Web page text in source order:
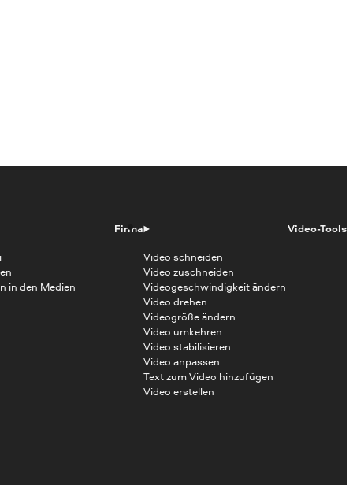
Firma
in den Medien
Video-Tools
Video schneiden
Video zuschneiden
Videogeschwindigkeit ändern
Video drehen
Videogröße ändern
Video umkehren
Video stabilisieren
Video anpassen
Text zum Video hinzufügen
Video erstellen